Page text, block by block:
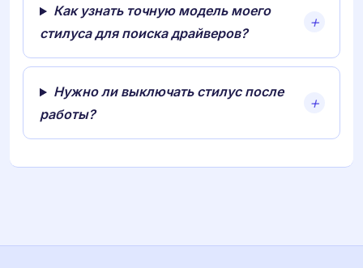
Как узнать точную модель моего
стилуса для поиска драйверов?
Нужно ли выключать стилус после
работы?